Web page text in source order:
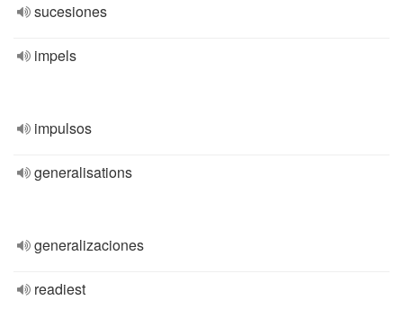
sucesiones
impels
impulsos
generalisations
generalizaciones
readiest